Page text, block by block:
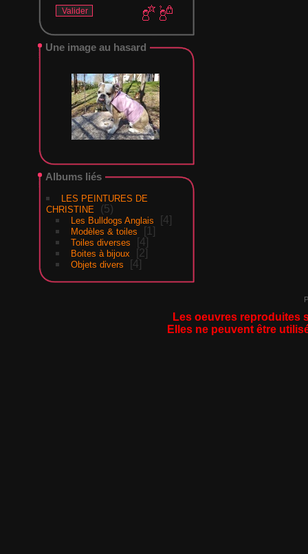
Une image au hasard
Albums liés
LES PEINTURES DE
CHRISTINE
5
Les Bulldogs Anglais 4
Modèles & toiles 1
Toiles diverses 4
Boites à bijoux 2
Objets divers 4
Les oeuvres reproduites
Elles ne peuvent être